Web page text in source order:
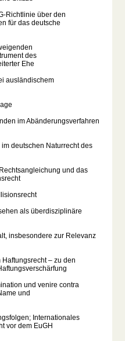
Richtlinie über den
für das deutsche
des
Ehe
ausländischem
im Abänderungsverfahren
deutschen Naturrecht des
und das
als überdisziplinäre
insbesondere zur Relevanz
– zu den
und venire contra
und
Internationales
vor dem EuGH